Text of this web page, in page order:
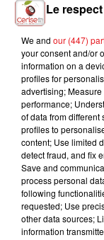
INCENDIES : 184
JUILLET, DES...
Le
We and our (447)
your consent and/or
information on a
profiles for
advertising;
performance;
of data from
profiles to
content; Use limited
detect fraud, and fix
Save and
process personal
following
requested; Use
other data sources;
information